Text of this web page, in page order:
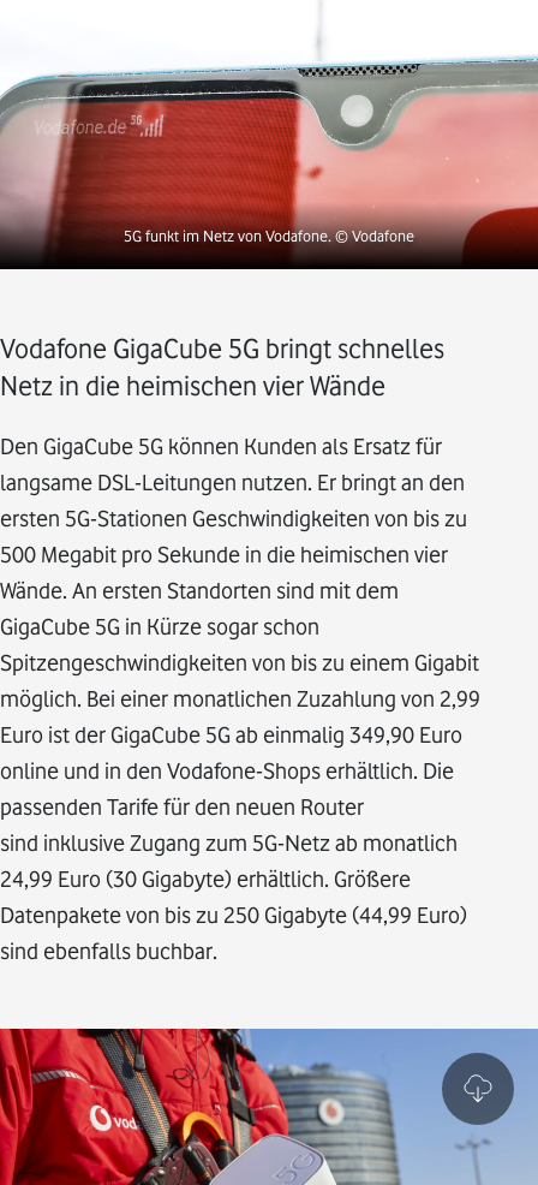
5G funkt im Netz von Vodafone.© Vodafone
Vodafone GigaCube 5G bringt schnelles
Netz in die heimischen vier Wände
Den GigaCube 5G können Kunden als Ersatz für
langsame DSL-Leitungen nutzen. Er bringt an den
ersten 5G-Stationen Geschwindigkeiten von bis zu
500 Megabit pro Sekunde in die heimischen vier
Wände. An ersten Standorten sind mit dem
GigaCube 5G in Kürze sogar schon
Spitzengeschwindigkeiten von bis zu einem Gigabit
möglich. Bei einer monatlichen Zuzahlung von 2,99
Euro ist der GigaCube 5G ab einmalig 349,90 Euro
online und in den Vodafone-Shops erhältlich. Die
passenden Tarife für den neuen Router
sind inklusive Zugang zum 5G-Netz ab monatlich
24,99 Euro (30 Gigabyte) erhältlich. Größere
Datenpakete von bis zu 250 Gigabyte (44,99 Euro)
sind ebenfalls buchbar.